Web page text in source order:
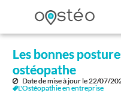
Les bonnes
ostéopathe
Date de mise à jour le22/07/
L'Ostéopathie en entreprise